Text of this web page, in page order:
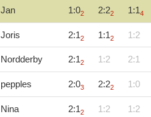
Jan 1:02 2:22 1:14
Joris 2:12 1:12 1:2
Nordderby 2:12 1:2 2:1
pepples 2:03 2:22 1:0
Nina 2:12 1:2 1:2